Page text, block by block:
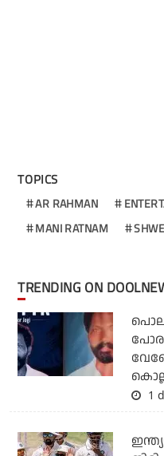
TOPICS
AR RAHMAN
MANI RATNAM
TRENDING ON
1